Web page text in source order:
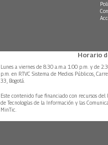
Horario
Lunes a viernes de 8:30 a.m.a 1:00 p.m. y de
p.m. en RTVC Sistema de Medios Públicos,
33, Bogotá.
Este contenido fue financiado con recursos del
de Tecnologías de la Información y las
MinTic.